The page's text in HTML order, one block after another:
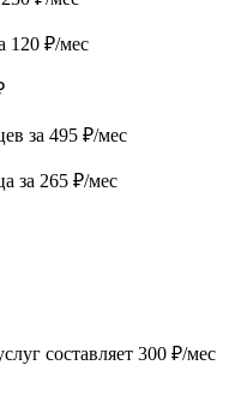
120 ₽/мес
за 495 ₽/мес
за 265 ₽/мес
составляет 300 ₽/мес